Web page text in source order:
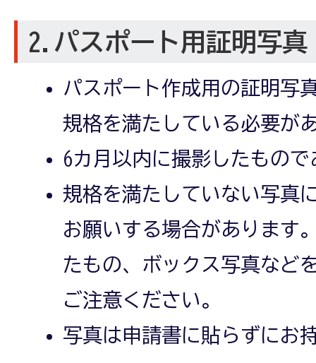
2.パスポート用証明写
パスポート作成用の証明写
規格を満たしている必要が
6カ月以内に撮影したもの
規格を満たしていない写真
お願いする場合があります
たもの、ボックス写真など
ご注意ください。
写真は申請書に貼らずにお